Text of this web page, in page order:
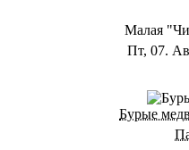
Малая
Пт, 07.
Бурые